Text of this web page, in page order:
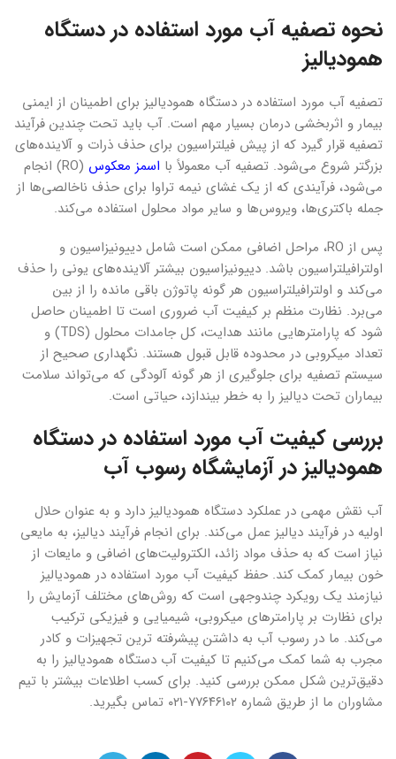
نحوه تصفیه آب مورد استفاده در دستگاه
همودیالیز
تصفیه آب مورد استفاده در دستگاه همودیالیز برای اطمینان از ایمنی
بیمار و اثربخشی درمان بسیار مهم است. آب باید تحت چندین فرآیند
تصفیه قرار گیرد که از پیش فیلتراسیون برای حذف ذرات و آلاینده‌های
بزرگتر شروع می‌شود. تصفیه آب معمولاً با اسمز معکوس
(RO) انجام
می‌شود، فرآیندی که از یک غشای نیمه تراوا برای حذف ناخالصی‌ها از
جمله باکتری‌ها، ویروس‌ها و سایر مواد محلول استفاده می‌کند.
پس از RO، مراحل اضافی ممکن است شامل دییونیزاسیون و
اولترافیلتراسیون باشد. دییونیزاسیون بیشتر آلاینده‌های یونی را حذف
می‌کند و اولترافیلتراسیون هر گونه پاتوژن باقی مانده را از بین
می‌برد. نظارت منظم بر کیفیت آب ضروری است تا اطمینان حاصل
شود که پارامترهایی مانند هدایت، کل جامدات محلول (TDS) و
تعداد میکروبی در محدوده قابل قبول هستند. نگهداری صحیح از
سیستم تصفیه برای جلوگیری از هر گونه آلودگی که می‌تواند سلامت
بیماران تحت دیالیز را به خطر بیندازد، حیاتی است.
بررسی کیفیت آب مورد استفاده در دستگاه
همودیالیز در آزمایشگاه رسوب آب
آب نقش مهمی در عملکرد دستگاه همودیالیز دارد و به عنوان حلال
اولیه در فرآیند دیالیز عمل می‌کند. برای انجام فرآیند دیالیز، به مایعی
نیاز است که به حذف مواد زائد، الکترولیت‌های اضافی و مایعات از
خون بیمار کمک کند. حفظ کیفیت آب مورد استفاده در همودیالیز
نیازمند یک رویکرد چندوجهی است که روش‌های مختلف آزمایش را
برای نظارت بر پارامترهای میکروبی، شیمیایی و فیزیکی ترکیب
می‌کند. ما در رسوب آب به داشتن پیشرفته ترین تجهیزات و کادر
مجرب به شما کمک می‌کنیم تا کیفیت آب دستگاه همودیالیز را به
دقیق‌ترین شکل ممکن بررسی کنید. برای کسب اطلاعات بیشتر با تیم
مشاوران ما از طریق شماره ۷۷۶۴۶۱۰۲-۰۲۱ تماس بگیرید.